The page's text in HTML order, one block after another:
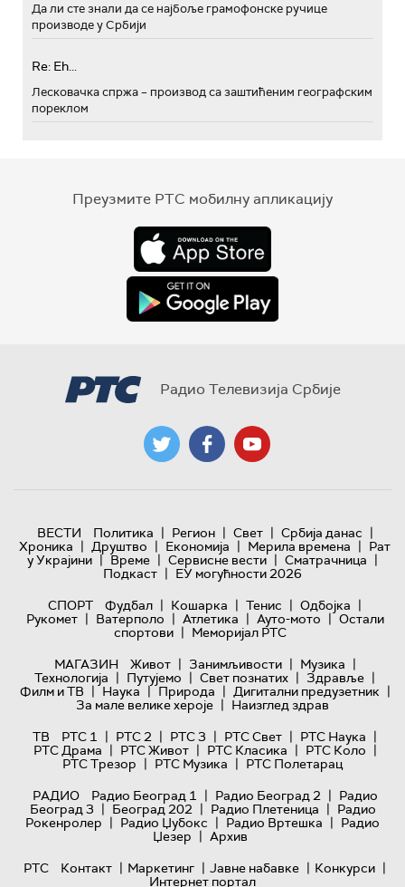
Да ли сте знали да се најбоље грамофонске ручице
производе у Србији
Re: Eh...
Лесковачка спржа – производ са заштићеним географским
пореклом
Преузмите РТС мобилну апликацију
Радио Телевизија Србије
ВЕСТИ Политика | Регион | Свет | Србија данас |
Хроника | Друштво | Економија | Мерила времена | Рат
у Украјини | Време | Сервисне вести | Сматрачница |
Подкаст | ЕУ могућности 2026
СПОРТ
Фудбал | Кошарка | Тенис | Одбојка |
Рукомет | Ватерполо | Атлетика | Ауто-мото | Остали
спортови | Меморијал РТС
МАГАЗИН
Живот | Занимљивости | Музика |
Технологијa | Путујемо | Свет познатих | Здравље |
Филм и ТВ | Наука | Природа | Дигитални предузетник |
За мале велике хероје | Наизглед здрав
ТВ
РТС 1 | РТС 2 | РТС 3 | РТС Свет | РТС Наука |
РТС Драма | РТС Живот | РТС Класика | РТС Коло |
РТС Трезор | РТС Музика | РТС Полетарац
РАДИО
Радио Београд 1 | Радио Београд 2 | Радио
Београд 3 | Београд 202 | Радио Плетеница | Радио
Рокенролер | Радио Џубокс | Радио Вртешка | Радио
Џезер | Архив
РТС
Контакт | Маркетинг | Јавне набавке | Конкурси |
Интернет портал